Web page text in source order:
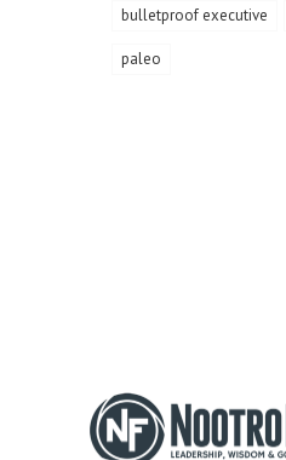
bulletproof executive
paleo